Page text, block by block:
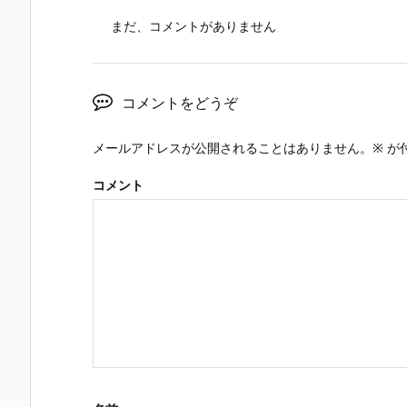
まだ、コメントがありません
コメントをどうぞ
メールアドレスが公開されることはありません。 ※ が
コメント